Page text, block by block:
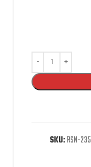
SKU:RSN-235